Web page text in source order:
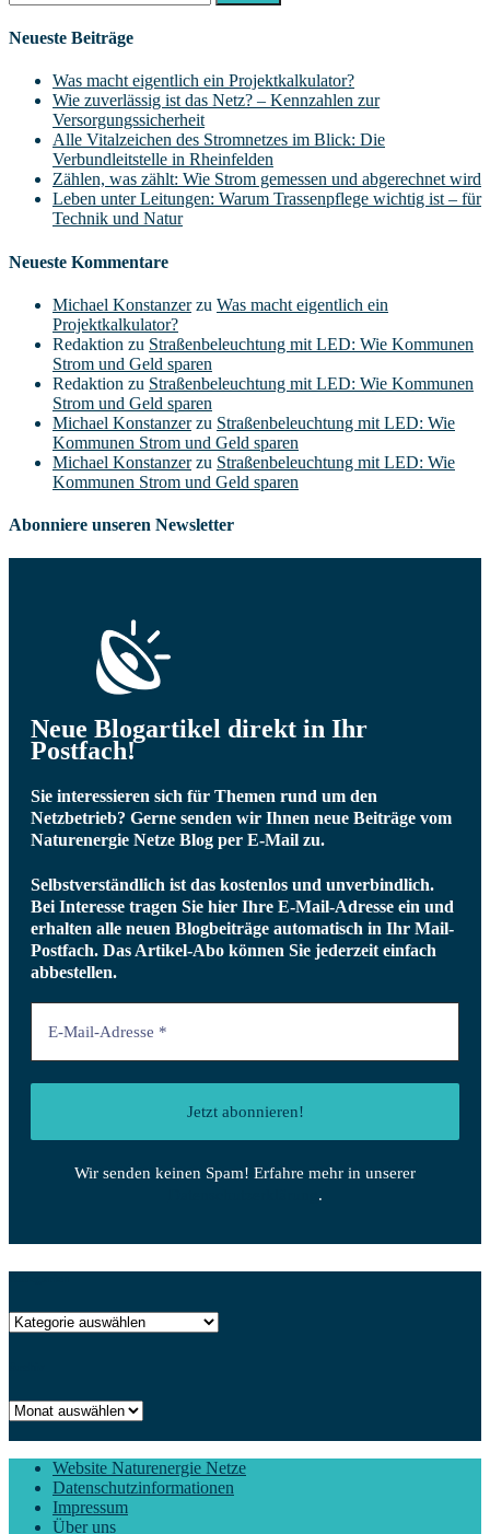
nach:
Neueste Beiträge
Was macht eigentlich ein Projektkalkulator?
Wie zuverlässig ist das Netz? – Kennzahlen zur
Versorgungssicherheit
Alle Vitalzeichen des Stromnetzes im Blick: Die
Verbundleitstelle in Rheinfelden
Zählen, was zählt: Wie Strom gemessen und abgerechnet wird
Leben unter Leitungen: Warum Trassenpflege wichtig ist – für
Technik und Natur
Neueste Kommentare
Michael Konstanzerzu Was macht eigentlich ein
Projektkalkulator?
Redaktion zu Straßenbeleuchtung mit LED: Wie Kommunen
Strom und Geld sparen
Redaktion zu Straßenbeleuchtung mit LED: Wie Kommunen
Strom und Geld sparen
Michael Konstanzerzu Straßenbeleuchtung mit LED: Wie
Kommunen Strom und Geld sparen
Michael Konstanzerzu Straßenbeleuchtung mit LED: Wie
Kommunen Strom und Geld sparen
Abonniere unseren Newsletter
Neue Blogartikel direkt in Ihr
Postfach!
Sie interessieren sich für Themen rund um den
Netzbetrieb? Gerne senden wir Ihnen neue Beiträge vom
Naturenergie Netze Blog per E-Mail zu.
Selbstverständlich ist das kostenlos und unverbindlich.
Bei Interesse tragen Sie hier Ihre E-Mail-Adresse ein und
erhalten alle neuen Blogbeiträge automatisch in Ihr Mail-
Postfach. Das Artikel-Abo können Sie jederzeit einfach
abbestellen.
Wir senden keinen Spam! Erfahre mehr in unserer
.
Kategorien
Archiv
Website Naturenergie Netze
Datenschutzinformationen
Impressum
Über uns